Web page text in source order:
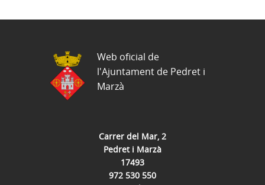
Carrer del Mar, 2
Pedret i Marzà
17493
972 530 550
Web oficial de
l'Ajuntament de Pedret i
Marzà